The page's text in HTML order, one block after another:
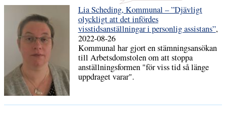
Lia Scheding, Kommunal – ”Djävligt
olyckligt att det infördes
visstidsanställningar i personlig assistans”,
2022-08-26
Kommunal har gjort en stämningsansökan
till Arbetsdomstolen om att stoppa
anställningsformen "för viss tid så länge
uppdraget varar".